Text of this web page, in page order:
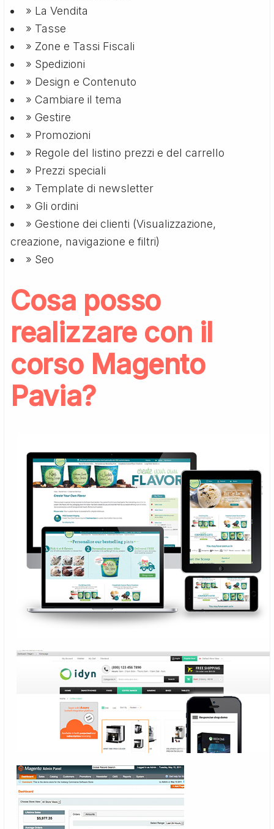
» La Vendita
» Tasse
» Zone e Tassi Fiscali
» Spedizioni
» Design e Contenuto
» Cambiare il tema
» Gestire
» Promozioni
» Regole del listino prezzi e del carrello
» Prezzi speciali
» Template di newsletter
» Gli ordini
» Gestione dei clienti (Visualizzazione,
creazione, navigazione e filtri)
» Seo
Cosa posso
realizzare con il
corso Magento
Pavia?